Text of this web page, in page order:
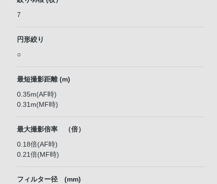
7
円形絞り
○
最短撮影距離 (m)
0.35m(AF時)
0.31m(MF時)
最大撮影倍率 （倍）
0.18倍(AF時)
0.21倍(MF時)
フィルター径 (mm)